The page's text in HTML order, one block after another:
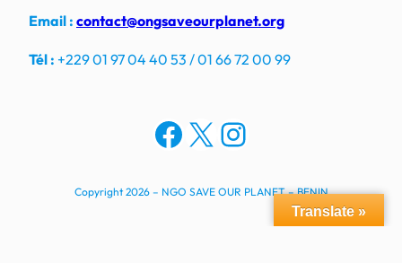
Email : contact@ongsaveourplanet.org
Tél : +229 01 97 04 40 53 / 01 66 72 00 99
Facebook
X Instagram
Copyright 2026 – NGO SAVE OUR PLANET – BENIN
Translate »